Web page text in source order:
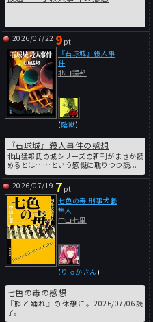
2026/07/22 9 pt
(陰獣)
『石球城』殺人事件の感想
北山猛邦氏の城シリーズの新刊がまさか読
めるとは……という感慨に耽りつつ読...
『石球城』殺人事
件
北山猛邦
2026/07/19 7 pt
( りゅかさん)
七色の毒の感想
『熊と踊れ』の休憩に。2026/07/06読
了。
七色の毒 刑事犬養
隼人
中山七里